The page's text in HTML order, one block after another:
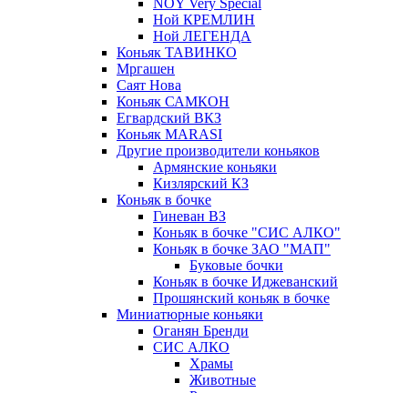
NOY Very Special
Ной КРЕМЛИН
Ной ЛЕГЕНДА
Коньяк ТАВИНКО
Мргашен
Саят Нова
Коньяк САМКОН
Егвардский ВКЗ
Коньяк MARASI
Другие производители коньяков
Армянские коньяки
Кизлярский КЗ
Коньяк в бочке
Гиневан ВЗ
Коньяк в бочке "СИС АЛКО"
Коньяк в бочке ЗАО "МАП"
Буковые бочки
Коньяк в бочке Иджеванский
Прошянский коньяк в бочке
Миниатюрные коньяки
Оганян Бренди
СИС АЛКО
Храмы
Животные